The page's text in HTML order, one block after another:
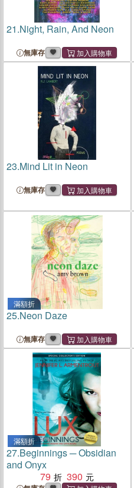
21.Night, Rain, And Neon
無庫存
23.Mind Lit in Neon
無庫存
滿額折
25.Neon Daze
無庫存
滿額折
27.Beginnings ─ Obsidian
and Onyx
79
390